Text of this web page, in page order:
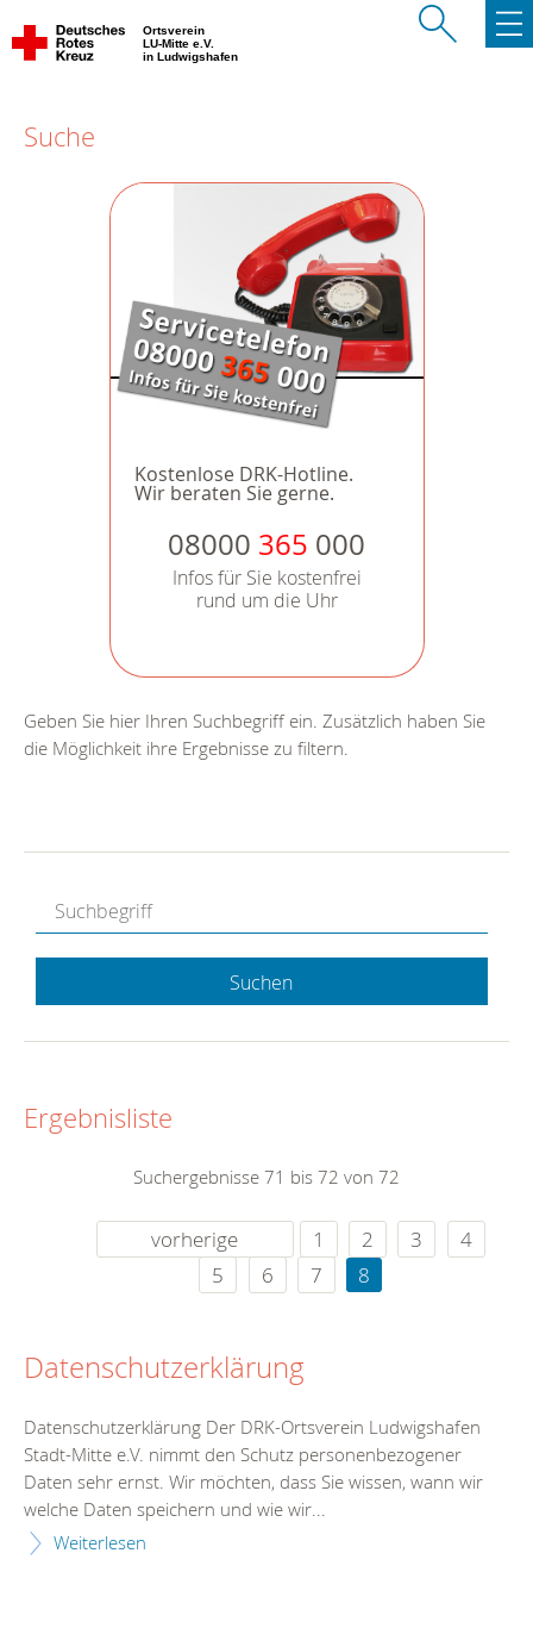
Ortsverein
LU-Mitte e.V.
in Ludwigshafen
Suche
Kostenlose DRK-Hotline.
Wir beraten Sie gerne.
08000 365 000
Infos für Sie kostenfrei
rund um die Uhr
Geben Sie hier Ihren Suchbegriff ein. Zusätzlich haben Sie
die Möglichkeit ihre Ergebnisse zu filtern.
Suchen
Ergebnisliste
Suchergebnisse 71 bis 72 von 72
vorherige 1 2 3
4
5
6 7 8
Datenschutzerklärung
Datenschutzerklärung Der DRK-Ortsverein Ludwigshafen
Stadt-Mitte e.V. nimmt den Schutz personenbezogener
Daten sehr ernst. Wir möchten, dass Sie wissen, wann wir
welche Daten speichern und wie wir...
Weiterlesen